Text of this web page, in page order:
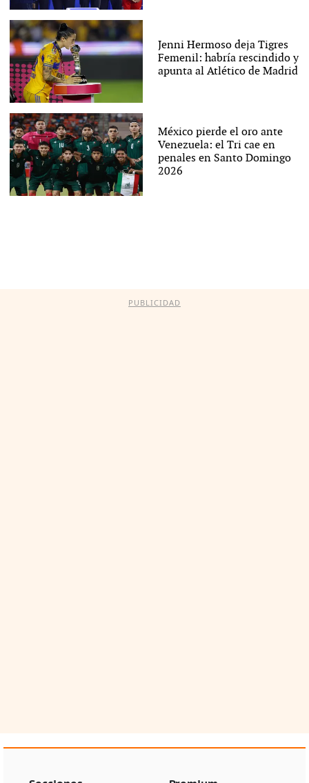
Jenni Hermoso deja Tigres
Femenil: habría rescindido y
apunta al Atlético de Madrid
México pierde el oro ante
Venezuela: el Tri cae en
penales en Santo Domingo
2026
PUBLICIDAD